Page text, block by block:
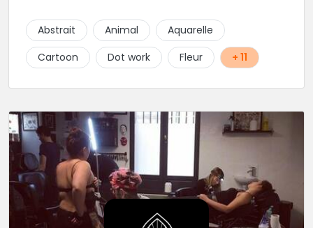
souhaitant se faire tatouer de pouvoir construire un
projet entièrement personnalisé. Une pierceuse est
présente en Guest environ une semaine par mois au
salon.
Abstrait Animal
Aquarelle
Cartoon
Dot work Fleur + 11